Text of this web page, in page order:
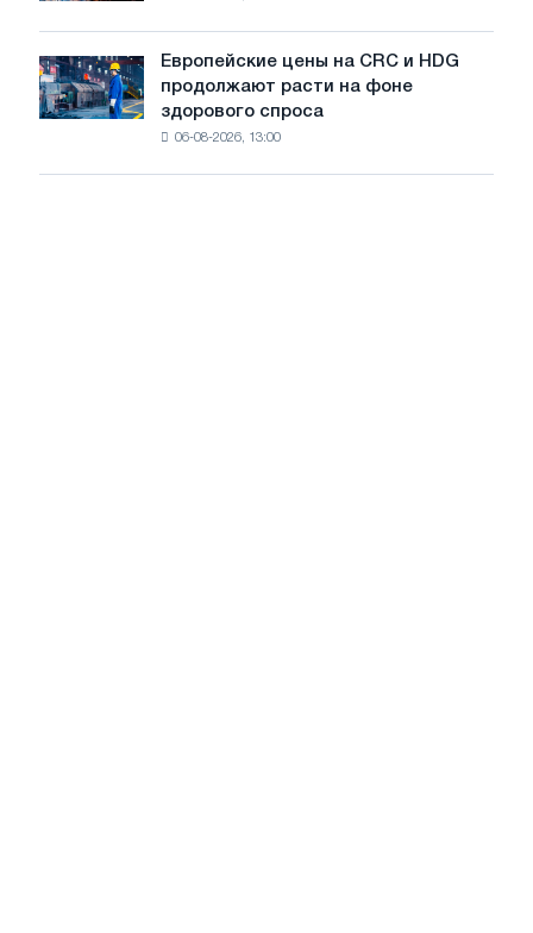
летнее
замедление
роста
цен
новую
режущую
машину
Европейские
цены
на
Европейские цены на CRC и HDG
продолжают расти на фоне
здорового спроса
06-08-2026, 13:00